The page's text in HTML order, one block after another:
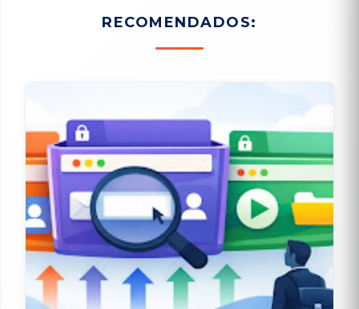
RECOMENDADOS: